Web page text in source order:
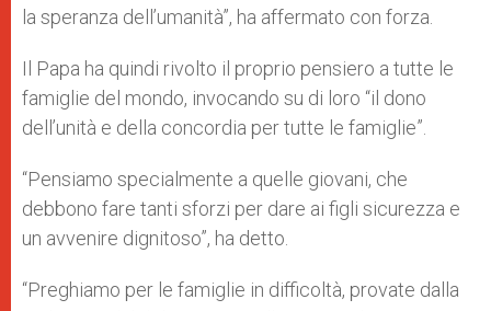
la speranza dell’umanità”, ha affermato con forza.
Il Papa ha quindi rivolto il proprio pensiero a tutte le
famiglie del mondo, invocando su di loro “il dono
dell’unità e della concordia per tutte le famiglie”.
“Pensiamo specialmente a quelle giovani, che
debbono fare tanti sforzi per dare ai figli sicurezza e
un avvenire dignitoso”, ha detto.
“Preghiamo per le famiglie in difficoltà, provate dalla